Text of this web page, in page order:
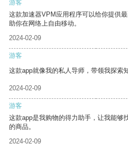
游客
这款加速器VPM应用程序可以给你提供
助你在网络上自由移动。
2024-02-09
游客
这款app就像我的私人导师，带领我探索
2024-02-09
游客
这款app是我购物的得力助手，让我能够
的商品。
2024-02-09